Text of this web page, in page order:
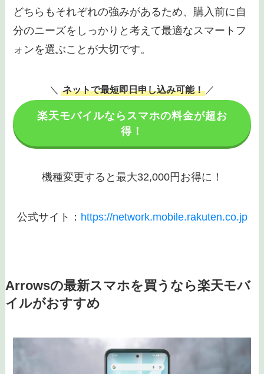
どちらもそれぞれの強みがあるため、購入前に自
分のニーズをしっかりと考えて最適なスマートフ
ォンを選ぶことが大切です。
＼ ネットで最短即日申し込み可能！ ／
楽天モバイルならスマホの料金が超お
得！
機種変更すると最大32,000円お得に！
公式サイト： https://network.mobile.rakuten.co.jp
Arrowsの最新スマホを買うなら楽天モバ
イルがおすすめ